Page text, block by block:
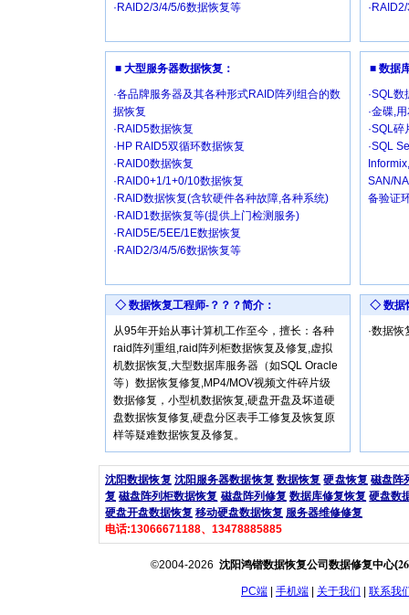
·RAID2/3/4/5/6数据恢复等
■ 大型服务器数据恢复：
·各品牌服务器及其各种形式RAID阵列组合的数
据恢复
·RAID5数据恢复
·HP RAID5双循环数据恢复
·RAID0数据恢复
·RAID0+1/1+0/10数据恢复
·RAID数据恢复(含软硬件各种故障,各种系统)
·RAID1数据恢复等(提供上门检测服务)
·RAID5E/5EE/1E数据恢复
·RAID2/3/4/5/6数据恢复等
■ 数据
·SQL
·金碟,
·SQL
·SQL
SAN/
备验证
◇ 数据恢复工程师-？？？简介：
从95年开始从事计算机工作至今，擅长：各种
raid阵列重组,raid阵列柜数据恢复及修复,虚拟
机数据恢复,大型数据库服务器（如SQL Oracle
等）数据恢复修复,MP4/MOV视频文件碎片级
数据修复，小型机数据恢复,硬盘开盘及坏道硬
盘数据恢复修复,硬盘分区表手工修复及恢复原
样等疑难数据恢复及修复。
◇ 数据
·数据
沈阳数据恢复 沈阳服务器数据恢复 数据恢复 硬盘恢复 磁盘阵
复 磁盘阵列柜数据恢复 磁盘阵列修复 数据库修复恢复 硬盘数
硬盘开盘数据恢复 移动硬盘数据恢复 服务器维修修复
电话:13066671188、13478885885
©2004-2026 沈阳鸿锴数据恢复公司数据修复中心(
PC端 手机端 关于我们 联系我